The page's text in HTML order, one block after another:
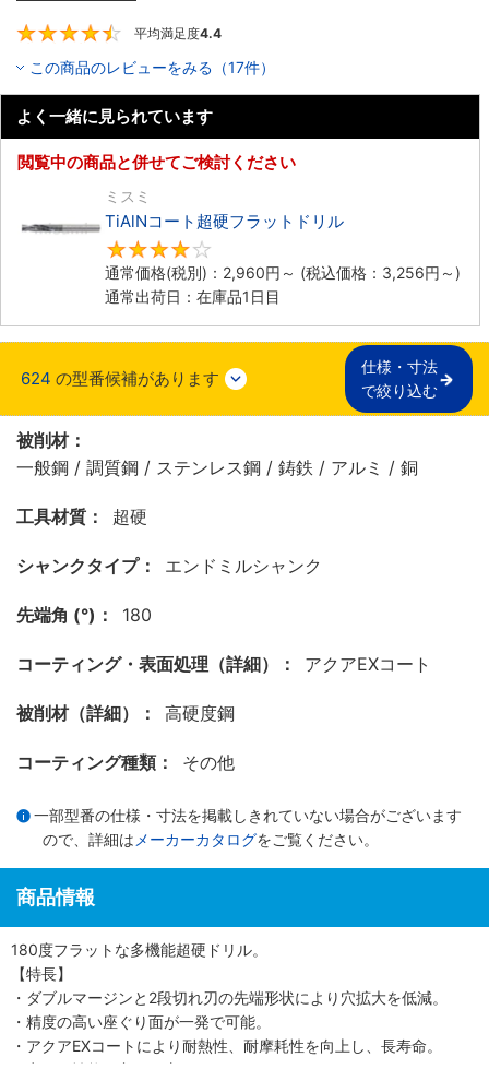
平均満足度4.4
この商品のレビューをみる（17件）
よく一緒に見られています
閲覧中の商品と併せてご検討ください
ミスミ
TiAlNコート超硬フラットドリル
通常価格(税別)： 2,960円 ～ (税込価格： 3,256円 ～)
通常出荷日：在庫品1日目
624 の型番候補があります
仕様・寸法
で絞り込む
被削材：
一般鋼 / 調質鋼 / ステンレス鋼 / 鋳鉄 / アルミ / 銅
工具材質： 超硬
シャンクタイプ： エンドミルシャンク
先端角 (°)： 180
コーティング・表面処理（詳細）： アクアEXコート
被削材（詳細）： 高硬度鋼
コーティング種類： その他
一部型番の仕様・寸法を掲載しきれていない場合がございます
ので、詳細は メーカーカタログをご覧ください。
商品情報
180度フラットな多機能超硬ドリル。
【特長】
・ダブルマージンと2段切れ刃の先端形状により穴拡大を低減。
・精度の高い座ぐり面が一発で可能。
・アクアEXコートにより耐熱性、耐摩耗性を向上し、長寿命。